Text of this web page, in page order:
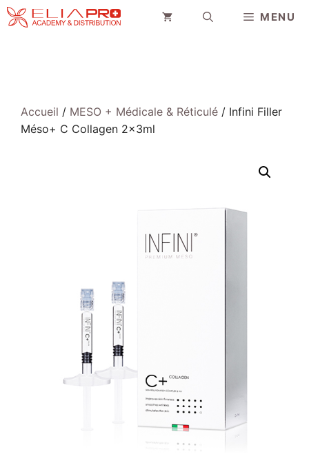
Aller
au
MENU
Accueil / MESO + Médicale & Réticulé / Infini Filler
Méso+ C Collagen 2x3ml